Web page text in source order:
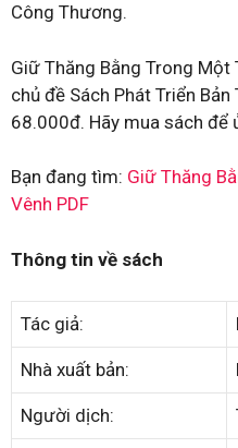
Công Thương.
Giữ Thăng Bằng Trong Một
chủ đề Sách Phát Triển
68.000đ. Hãy mua sách để
Bạn đang tìm: Giữ Thăng
Vênh PDF
Thông tin về sách
Tác giả:
Nhà xuất bản:
Người dịch: